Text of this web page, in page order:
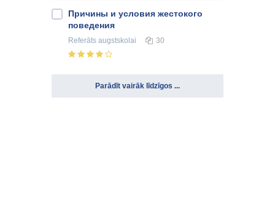
Причины и условия жестокого
поведения
Referāts augstskolai 30
Parādīt vairāk līdzīgos ...